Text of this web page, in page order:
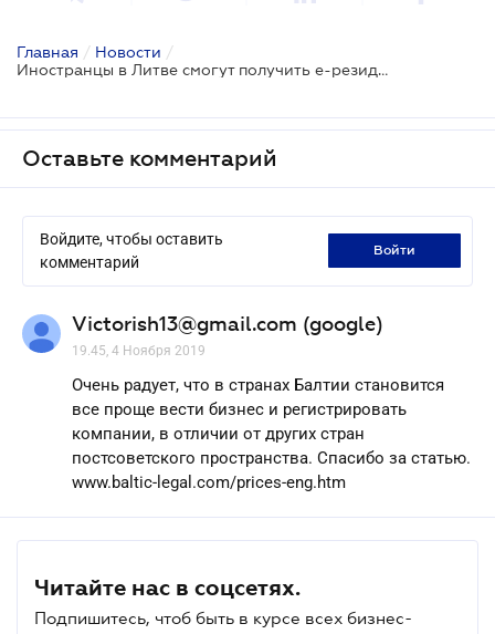
Главная / Новости /
Иностранцы в Литве смогут получить е-резидентство
Оставьте комментарий
Войдите, чтобы оставить
комментарий
войти
Victorish13@gmail.com (google)
19.45, 4 Ноября 2019
Очень радует, что в странах Балтии становится
все проще вести бизнес и регистрировать
компании, в отличии от других стран
постсоветского пространства. Спасибо за статью.
www.baltic-legal.com/prices-eng.htm
Читайте нас в соцсетях.
Подпишитесь, чтоб быть в курсе всех бизнес-